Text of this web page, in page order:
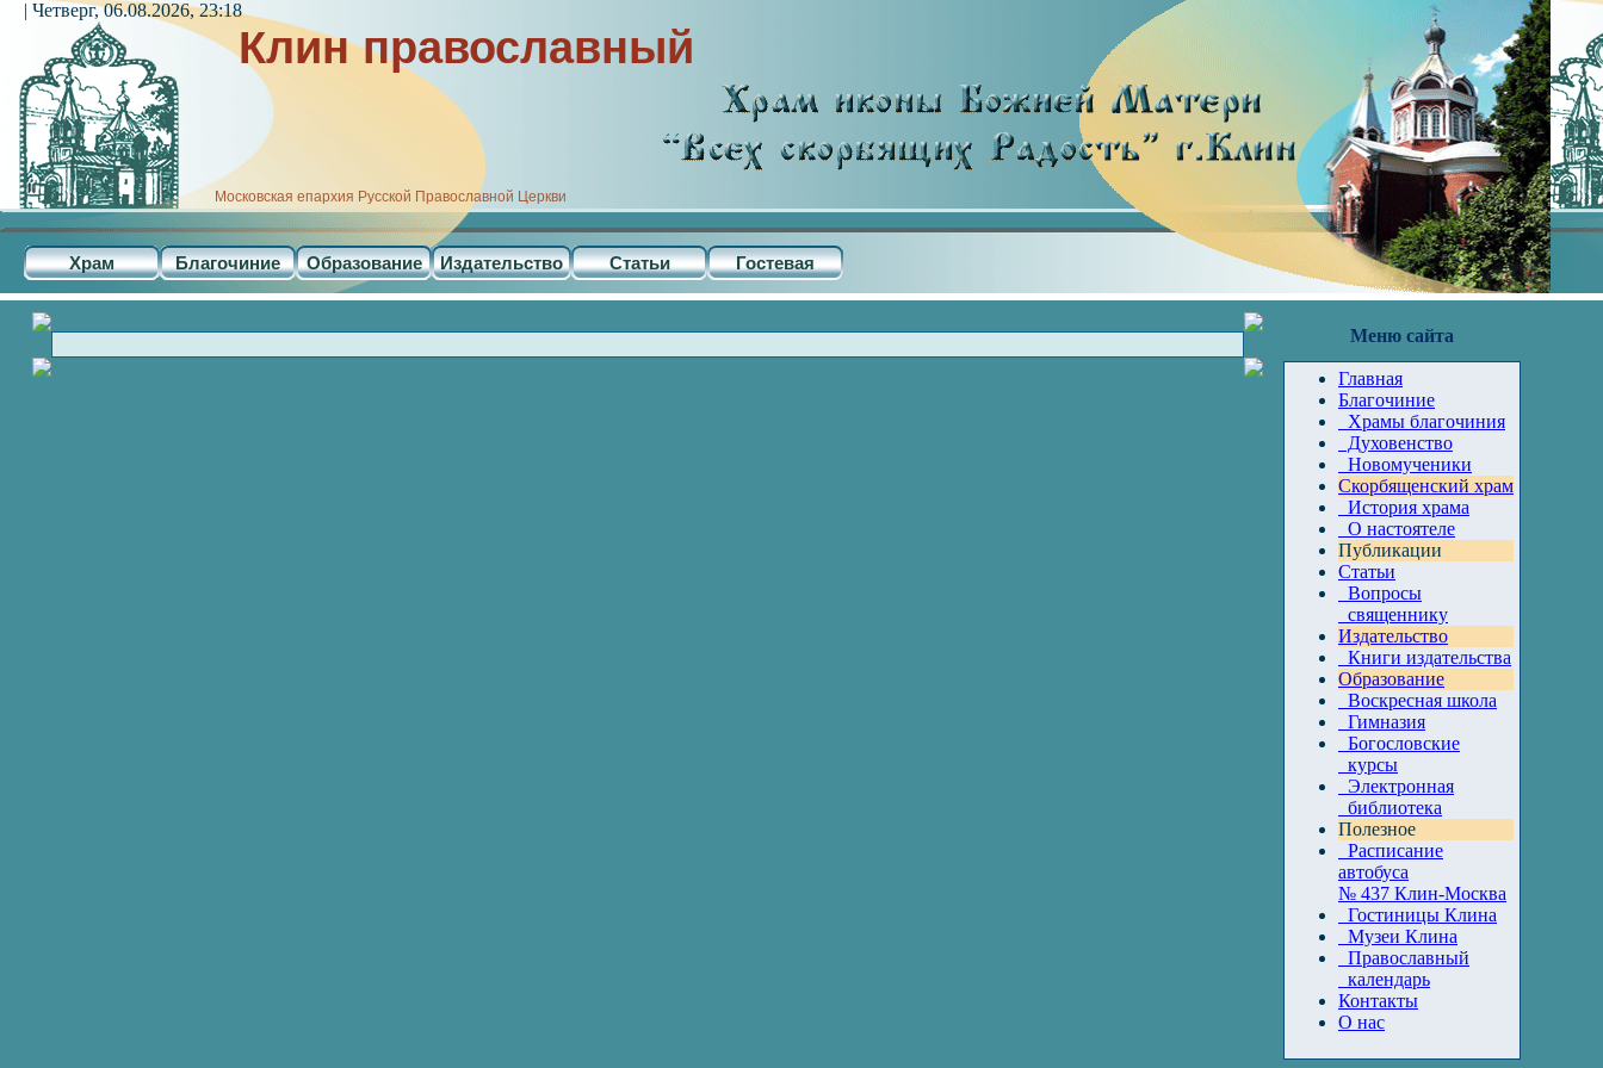
Клин православный
Московская епархия Русской Православной Церкви
Храм Благочиние Образование Издательство Статьи Гостевая
| Четверг, 06.08.2026, 23:18
Меню сайта
Главная
Благочиние
Храмы благочиния
Духовенство
Новомученики
Скорбященский храм
История храма
О настоятеле
Публикации
Статьи
Вопросы
священнику
Издательство
Книги издательства
Образование
Воскресная школа
Гимназия
Богословские
курсы
Электронная
библиотека
Полезное
Расписание
автобуса
№ 437 Клин-Москва
Гостиницы Клина
Музеи Клина
Православный
календарь
Контакты
О нас